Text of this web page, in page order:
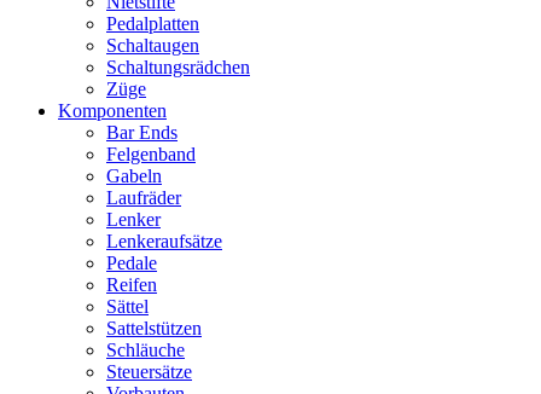
Pedalplatten
Schaltaugen
Schaltungsrädchen
Züge
Komponenten
Bar Ends
Felgenband
Gabeln
Laufräder
Lenker
Lenkeraufsätze
Pedale
Reifen
Sättel
Sattelstützen
Schläuche
Steuersätze